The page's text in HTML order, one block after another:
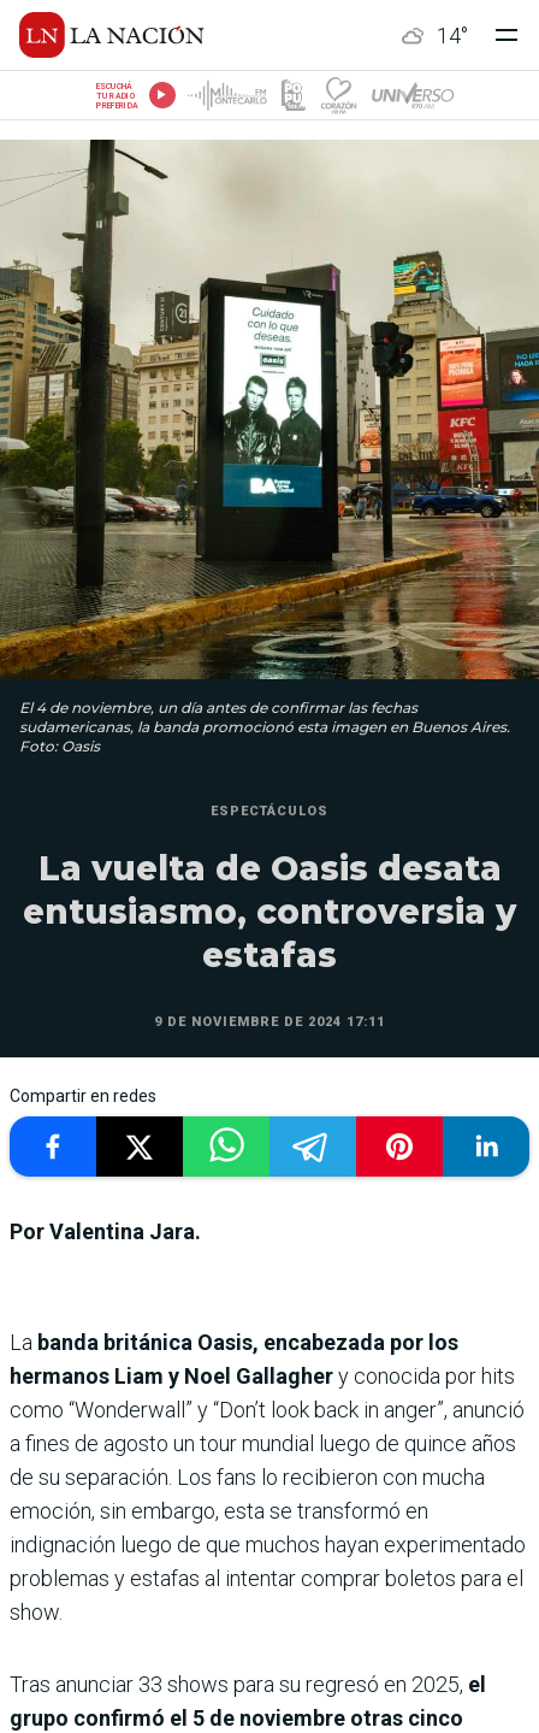
14°
ESCUCHÁ
TU RADIO
PREFERIDA
El 4 de noviembre, un día antes de confirmar las fechas
sudamericanas, la banda promocionó esta imagen en Buenos Aires.
Foto: Oasis
ESPECTÁCULOS
La vuelta de Oasis desata
entusiasmo, controversia y
estafas
9 DE NOVIEMBRE DE 2024 17:11
Compartir en redes
Por Valentina Jara.
La banda británica Oasis, encabezada por los
hermanos Liam y Noel Gallaghery conocida por hits
como “Wonderwall” y “Don’t look back in anger”, anunció
a fines de agosto un tour mundial luego de quince años
de su separación. Los fans lo recibieron con mucha
emoción, sin embargo, esta se transformó en
indignación luego de que muchos hayan experimentado
problemas y estafas al intentar comprar boletos para el
show.
Tras anunciar 33 shows para su regresó en 2025, el
grupo confirmó el 5 de noviembre otras cinco